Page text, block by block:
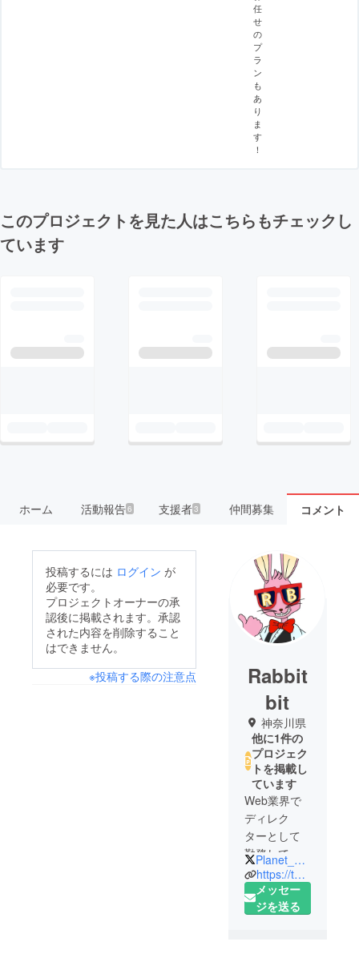
任
せ
の
プ
ラ
ン
も
あ
り
ま
す
！
このプロジェクトを見た人はこちらもチェックし
ています
ホーム 活動報告6 支援者3 仲間募集 コメント
投稿するには ログイン が
必要です。
プロジェクトオーナーの承
認後に掲載されます。承認
された内容を削除すること
はできません。
※投稿する際の注意点
Rabbit
bit
神奈川県
他に1件の
プロジェク
トを掲載し
ています
Web業界で
ディレク
ターとして
勤務してい
ます。
普段は企業
様のHPなど
Planet_Ragna
https://twitter.com/info_modetoy
メッセー
ジを送る